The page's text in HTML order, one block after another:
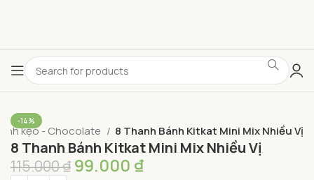
-14%
kẹo - Chocolate 8 Thanh Bánh Kitkat Mini Mix Nhiều Vị
8 Thanh Bánh Kitkat Mini Mix Nhiều Vị
115.000₫ 99.000 ₫